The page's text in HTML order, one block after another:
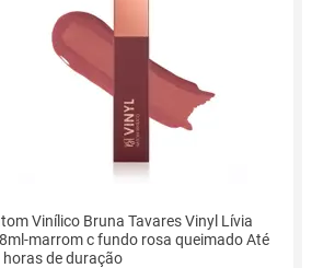
Vinílico Bruna Tavares Vinyl Lívia
marrom c fundo rosa queimado Até
horas de duração